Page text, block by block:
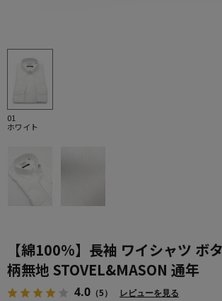
01
ホワイト
【綿100%】長袖 ワイシャツ ボ
柄無地 STOVEL&MASON 通年
4.0 （5） レビューを見る